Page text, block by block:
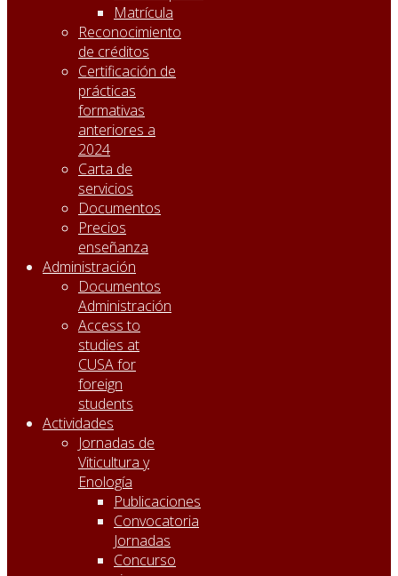
Matrícula
Reconocimiento
de créditos
Certificación de
prácticas
formativas
anteriores a
2024
Carta de
servicios
Documentos
Precios
enseñanza
Administración
Documentos
Administración
Access to
studies at
CUSA for
foreign
students
Actividades
Jornadas de
Viticultura y
Enología
Publicaciones
Convocatoria
Jornadas
Concurso